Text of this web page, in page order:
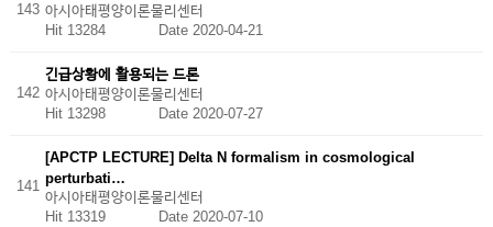
143 아시아태평양이론물리센터
Hit 13284 Date 2020-04-21
142
긴급상황에 활용되는 드론
아시아태평양이론물리센터
Hit 13298 Date 2020-07-27
141
[APCTP LECTURE] Delta N formalism in cosmological
perturbati…
아시아태평양이론물리센터
Hit 13319
Date 2020-07-10